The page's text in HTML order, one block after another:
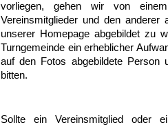
vorliegen, gehen wir von
Vereinsmitglieder und den
unserer Homepage abgebildet zu
Turngemeinde ein erheblicher
auf den Fotos abgebildete Person
bitten.
Sollte ein Vereinsmitglied oder